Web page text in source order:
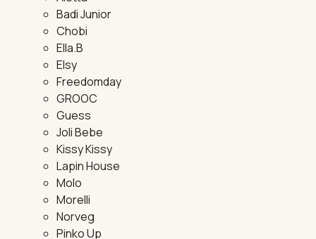
Badi Junior
Chobi
Ella.B
Elsy
Freedomday
GROOC
Guess
Joli Bebe
Kissy Kissy
Lapin House
Molo
Morelli
Norveg
Pinko Up